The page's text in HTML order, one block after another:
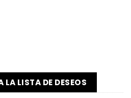
LA LISTA DE DESEOS